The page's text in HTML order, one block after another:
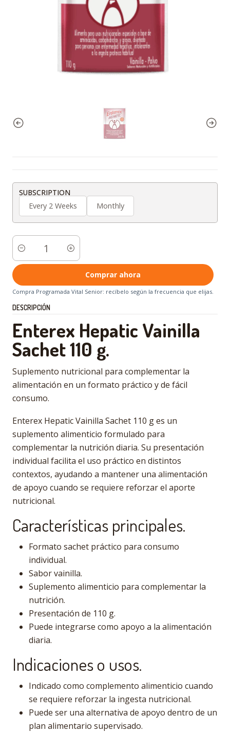
SUBSCRIPTION
Every 2 Weeks
Monthly
Cantidad
Comprar ahora
Compra Programada Vital Senior: recíbelo según la frecuencia que elijas.
DESCRIPCIÓN
Enterex Hepatic Vainilla
Sachet 110 g.
Suplemento nutricional para complementar la
alimentación en un formato práctico y de fácil
consumo.
Enterex Hepatic Vainilla Sachet 110 g es un
suplemento alimenticio formulado para
complementar la nutrición diaria. Su presentación
individual facilita el uso práctico en distintos
contextos, ayudando a mantener una alimentación
de apoyo cuando se requiere reforzar el aporte
nutricional.
Características principales.
Formato sachet práctico para consumo
individual.
Sabor vainilla.
Suplemento alimenticio para complementar la
nutrición.
Presentación de 110 g.
Puede integrarse como apoyo a la alimentación
diaria.
Indicaciones o usos.
Indicado como complemento alimenticio cuando
se requiere reforzar la ingesta nutricional.
Puede ser una alternativa de apoyo dentro de un
plan alimentario supervisado.